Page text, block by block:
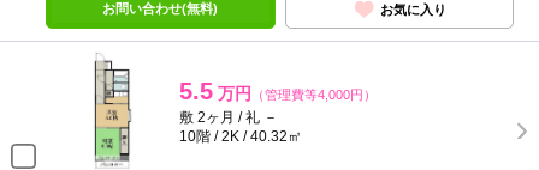
お問い合わせ(無料) お気に入り
5.5 万円 （管理費等4,000円）
敷 2ヶ月 / 礼 －
10階 / 2K / 40.32㎡